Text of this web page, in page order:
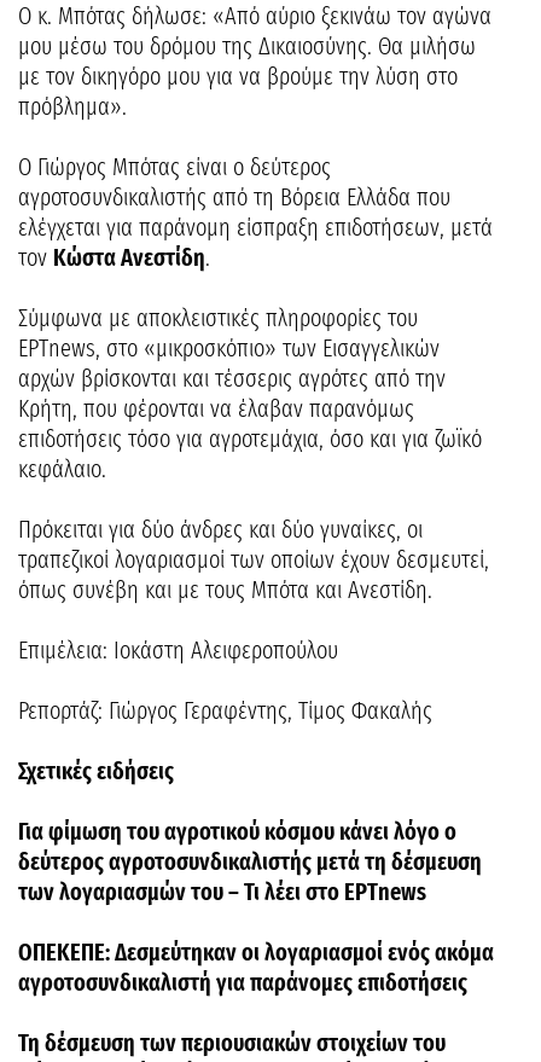
Ο κ. Μπότας δήλωσε: «Από αύριο ξεκινάω τον αγώνα
μου μέσω του δρόμου της Δικαιοσύνης. Θα μιλήσω
με τον δικηγόρο μου για να βρούμε την λύση στο
πρόβλημα».
Ο Γιώργος Μπότας είναι ο δεύτερος
αγροτοσυνδικαλιστής από τη Βόρεια Ελλάδα που
ελέγχεται για παράνομη είσπραξη επιδοτήσεων, μετά
τον Κώστα Ανεστίδη.
Σύμφωνα με αποκλειστικές πληροφορίες του
ΕΡΤnews, στο «μικροσκόπιο» των Εισαγγελικών
αρχών βρίσκονται και τέσσερις αγρότες από την
Κρήτη, που φέρονται να έλαβαν παρανόμως
επιδοτήσεις τόσο για αγροτεμάχια, όσο και για ζωϊκό
κεφάλαιο.
Πρόκειται για δύο άνδρες και δύο γυναίκες, οι
τραπεζικοί λογαριασμοί των οποίων έχουν δεσμευτεί,
όπως συνέβη και με τους Μπότα και Ανεστίδη.
Επιμέλεια: Ιοκάστη Αλειφεροπούλου
Ρεπορτάζ: Γιώργος Γεραφέντης, Τίμος Φακαλής
Σχετικές ειδήσεις
Για φίμωση του αγροτικού κόσμου κάνει λόγο ο
δεύτερος αγροτοσυνδικαλιστής μετά τη δέσμευση
των λογαριασμών του – Τι λέει στο ΕΡΤnews
ΟΠΕΚΕΠΕ: Δεσμεύτηκαν οι λογαριασμοί ενός ακόμα
αγροτοσυνδικαλιστή για παράνομες επιδοτήσεις
Τη δέσμευση των περιουσιακών στοιχείων του